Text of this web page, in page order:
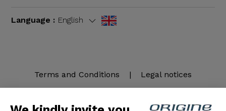
Language : English
Terms and Conditions | Legal notices